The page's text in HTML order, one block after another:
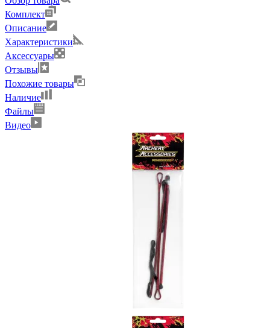
Комплект
Описание
Характеристики
Аксессуары
Отзывы
Похожие товары
Наличие
Файлы
Видео